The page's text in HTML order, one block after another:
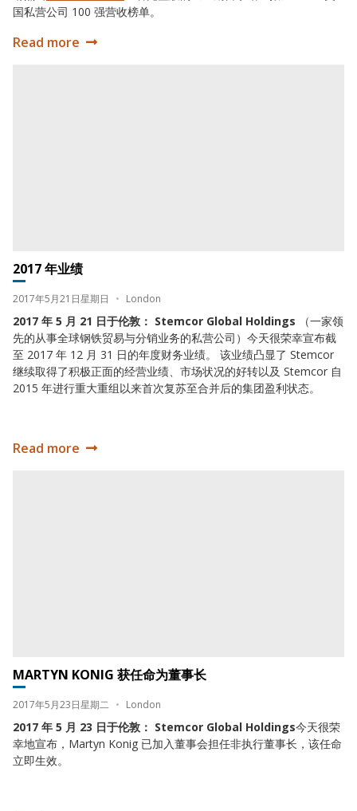
国私营公司 100 强营收榜单。
2018 年 100 强营收榜单
Read more
2017 年业绩
Date:
2017年5月21日星期日
Location: • London
2017 年 5 月 21 日于伦敦： Stemcor Global Holdings
（一家领
先的从事全球钢铁贸易与分销业务的私营公司）今天很荣幸宣布截
至 2017 年 12 月 31 日的年度财务业绩。 该业绩凸显了 Stemcor
继续取得了积极正面的经营业绩、市场状况的好转以及 Stemcor 自
2015 年进行重大重组以来首次复苏至合并后的集团盈利状态。
2017 年业绩
Read more
MARTYN KONIG 获任命为董事长
Date:
2017年5月23日星期二
Location: • London
2017 年 5 月 23 日于伦敦： Stemcor Global Holdings今天很荣
幸地宣布，Martyn Konig 已加入董事会担任非执行董事长，该任命
立即生效。